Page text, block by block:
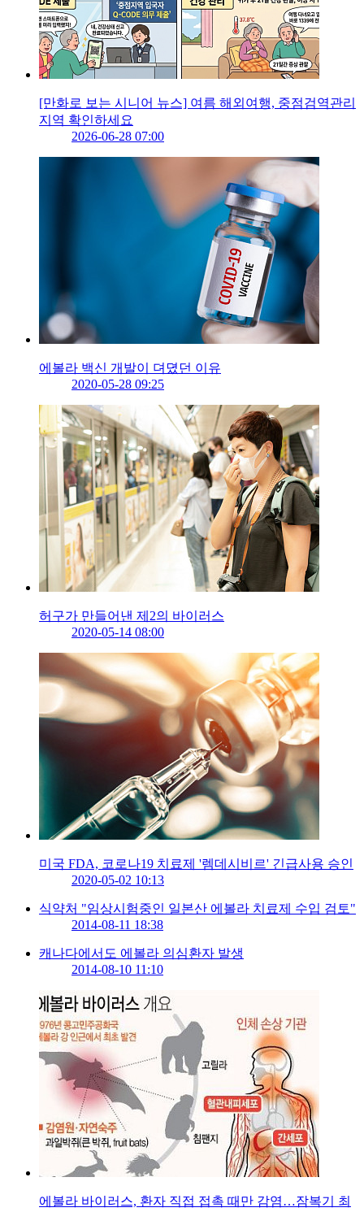
[만화로 보는 시니어 뉴스] 여름 해외여행, 중점검역관리
지역 확인하세요
2026-06-28 07:00
에볼라 백신 개발이 뎌뎠던 이유
2020-05-28 09:25
허구가 만들어낸 제2의 바이러스
2020-05-14 08:00
미국 FDA, 코로나19 치료제 '렘데시비르' 긴급사용 승인
2020-05-02 10:13
식약처 "임상시험중인 일본산 에볼라 치료제 수입 검토"
2014-08-11 18:38
캐나다에서도 에볼라 의심환자 발생
2014-08-10 11:10
에볼라 바이러스, 환자 직접 접촉 때만 감염…잠복기 최